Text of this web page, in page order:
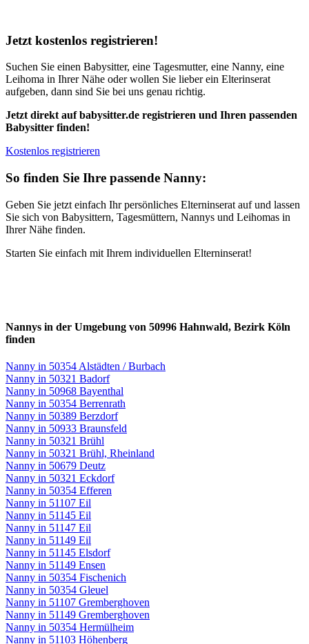
Jetzt kostenlos registrieren!
Suchen Sie einen Babysitter, eine Tagesmutter, eine Nanny, eine
Leihoma in Ihrer Nähe oder wollen Sie lieber ein Elterinserat
aufgeben, dann sind Sie bei uns genau richtig.
Jetzt direkt auf babysitter.de registrieren und Ihren passenden
Babysitter finden!
Kostenlos registrieren
So finden Sie Ihre passende Nanny:
Geben Sie jetzt einfach Ihr persönliches Elterninserat auf und lassen
Sie sich von Babysittern, Tagesmüttern, Nannys und Leihomas in
Ihrer Nähe finden.
Starten Sie einfach mit Ihrem individuellen Elterninserat!
Nannys in der Umgebung von 50996 Hahnwald, Bezirk Köln
finden
Nanny in 50354 Alstädten / Burbach
Nanny in 50321 Badorf
Nanny in 50968 Bayenthal
Nanny in 50354 Berrenrath
Nanny in 50389 Berzdorf
Nanny in 50933 Braunsfeld
Nanny in 50321 Brühl
Nanny in 50321 Brühl, Rheinland
Nanny in 50679 Deutz
Nanny in 50321 Eckdorf
Nanny in 50354 Efferen
Nanny in 51107 Eil
Nanny in 51145 Eil
Nanny in 51147 Eil
Nanny in 51149 Eil
Nanny in 51145 Elsdorf
Nanny in 51149 Ensen
Nanny in 50354 Fischenich
Nanny in 50354 Gleuel
Nanny in 51107 Gremberghoven
Nanny in 51149 Gremberghoven
Nanny in 50354 Hermülheim
Nanny in 51103 Höhenberg